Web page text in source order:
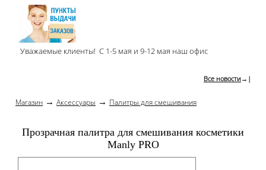
Уважаемые клиенты! С 1-5 мая и 9-12 мая наш офис
Все новости →|
Магазин → Аксессуары → Палитры для смешивания
Прозрачная палитра для смешивания косметики
Manly PRO